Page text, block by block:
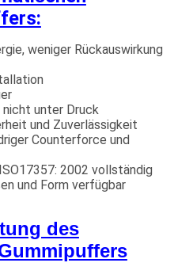
weniger Rückauswirkung
nicht unter Druck
und Zuverlässigkeit
Counterforce und
2002 vollständig
und Form verfügbar
des